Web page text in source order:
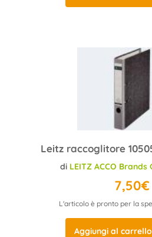
di LEITZ ACCO Brands
7,50€
L'articolo è pronto per la
Aggiungi al carrello